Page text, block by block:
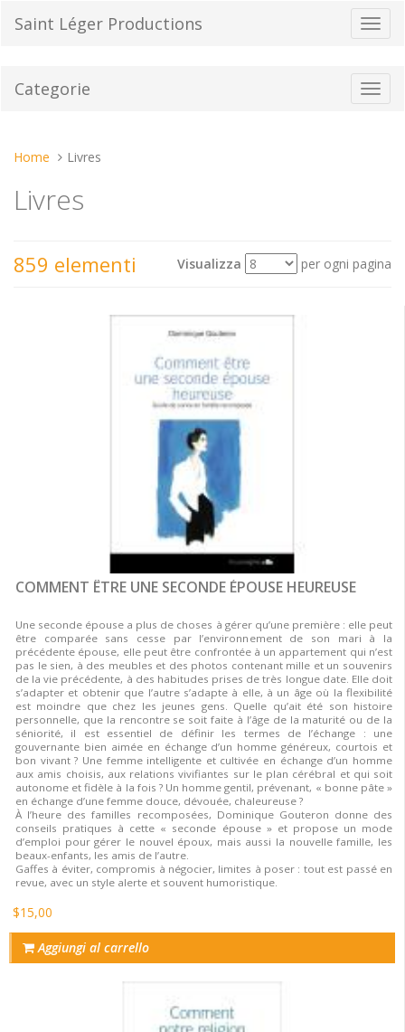
Saint Léger Productions
Categorie
Tu
qui:
Home Livres
Livres
859 elementi Visualizza per ogni pagina
Ordina per
COMMENT ÊTRE UNE SECONDE ÉPOUSE HEUREUSE
Une seconde épouse a plus de choses à gérer qu’une première : elle peut
être comparée sans cesse par l’environnement de son mari à la
précédente épouse, elle peut être confrontée à un appartement qui n’est
pas le sien, à des meubles et des photos contenant mille et un souvenirs
de la vie précédente, à des habitudes prises de très longue date. Elle doit
s’adapter et obtenir que l’autre s’adapte à elle, à un âge où la flexibilité
est moindre que chez les jeunes gens. Quelle qu’ait été son histoire
personnelle, que la rencontre se soit faite à l’âge de la maturité ou de la
séniorité, il est essentiel de définir les termes de l’échange : une
gouvernante bien aimée en échange d’un homme généreux, courtois et
bon vivant ? Une femme intelligente et cultivée en échange d’un homme
aux amis choisis, aux relations vivifiantes sur le plan cérébral et qui soit
autonome et fidèle à la fois ? Un homme gentil, prévenant, « bonne pâte »
en échange d’une femme douce, dévouée, chaleureuse ?
À l’heure des familles recomposées, Dominique Gouteron donne des
conseils pratiques à cette « seconde épouse » et propose un mode
d’emploi pour gérer le nouvel époux, mais aussi la nouvelle famille, les
beaux-enfants, les amis de l’autre.
Gaffes à éviter, compromis à négocier, limites à poser : tout est passé en
revue, avec un style alerte et souvent humoristique.
$15,00
Aggiungi al carrello